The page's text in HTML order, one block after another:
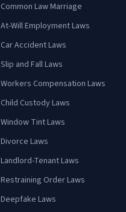
Common Law Marriage
At-Will Employment Laws
Car Accident Laws
Slip and Fall Laws
Workers Compensation Laws
Child Custody Laws
Window Tint Laws
Divorce Laws
Landlord-Tenant Laws
Restraining Order Laws
Deepfake Laws